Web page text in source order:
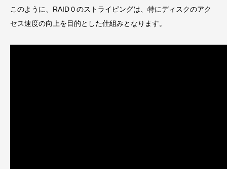
このように、RAID０のストライピングは、特にディスクのアク
セス速度の向上を目的とした仕組みとなります。